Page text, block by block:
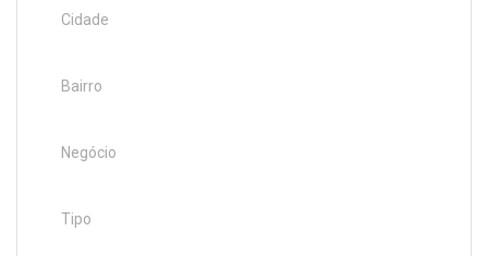
Cidade
Bairro
Negócio
Tipo